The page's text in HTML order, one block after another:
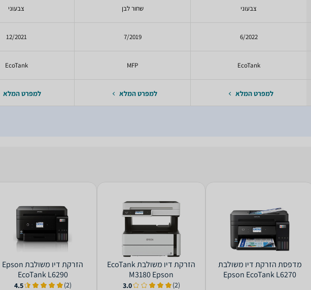
צבעוני
6/2022
EcoTank
למפרט המלא
שחור לבן
7/2019
MFP
למפרט המלא
צבעוני
12/2021
EcoTank
למפרט המלא
‏מדפסת הזרקת דיו ‏משולבת
Epson EcoTank L6270
‏הזרקת דיו ‏משולבת EcoTank
M3180‎ Epson
(2)
3.0
‏הזרקת דיו ‏משולבת Epson
EcoTank L6290
(2)
4.5